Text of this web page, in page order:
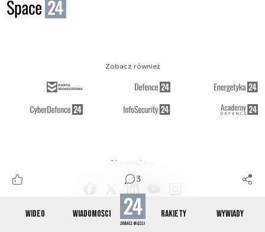
WIDEO WIADOMOŚCI RAKIETY WYWIADY
3
Obserwuj nas
Zobacz również